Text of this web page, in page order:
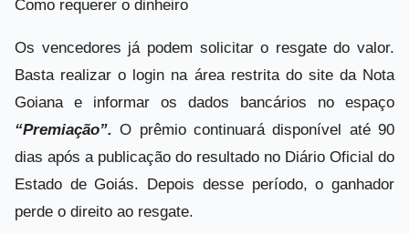
Como requerer o dinheiro
Os vencedores já podem solicitar o resgate do valor.
Basta realizar o login na área restrita do site da Nota
Goiana e informar os dados bancários no espaço
“Premiação”. O prêmio continuará disponível até 90
dias após a publicação do resultado no Diário Oficial do
Estado de Goiás. Depois desse período, o ganhador
perde o direito ao resgate.